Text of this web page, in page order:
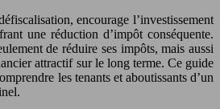
encourage l’investissement
une réduction d’impôt conséquente.
de réduire ses impôts, mais aussi
attractif sur le long terme. Ce guide
les tenants et aboutissants d’un